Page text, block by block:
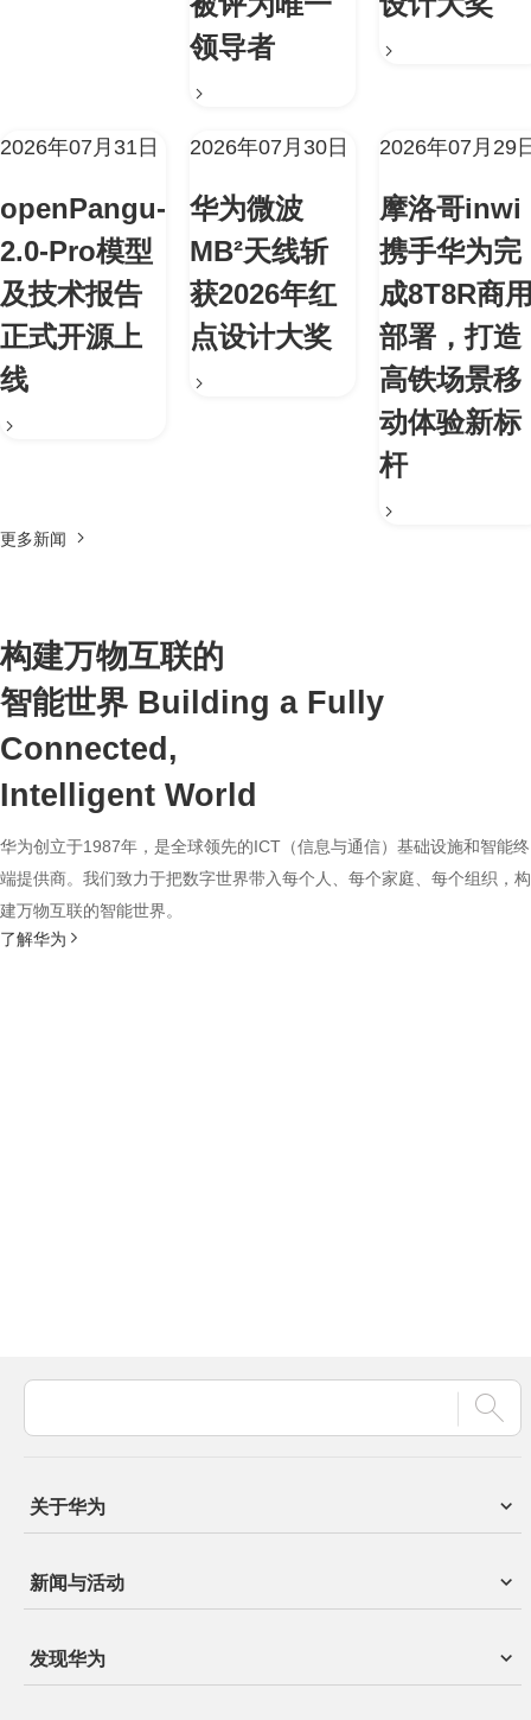
领导者
2026年07月31日
openPangu-
2.0-Pro模型
及技术报告
正式开源上
线
2026年07月30日
华为微波
MB²天线斩
获2026年红
点设计大奖
2026年07月29
摩洛哥inwi
携手华为完
成8T8R商
部署，打造
高铁场景移
动体验新标
杆
更多新闻
构建万物互联的
智能世界 Building a Fully
Connected,
Intelligent World
华为创立于1987年，是全球领先的ICT（信息与通信）基础设施和智能终
端提供商。我们致力于把数字世界带入每个人、每个家庭、每个组织，构
建万物互联的智能世界。
了解华为
关于华为
新闻与活动
发现华为